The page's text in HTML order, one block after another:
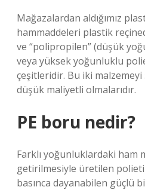
Mağazalardan aldığımız
hammaddeleri plastik
ve “polipropilen” (düşük
veya yüksek yoğunluklu
çeşitleridir. Bu iki
düşük maliyetli olmalarıdır.
PE boru nedir?
Farklı yoğunluklardaki ham
getirilmesiyle üretilen
basınca dayanabilen güçlü